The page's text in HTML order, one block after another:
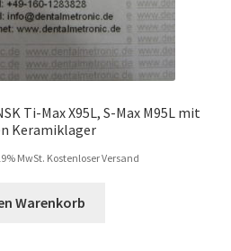
Ti-Max X95L, S-Max M95L mit
Keramiklager
MwSt. Kostenloser Versand
Warenkorb